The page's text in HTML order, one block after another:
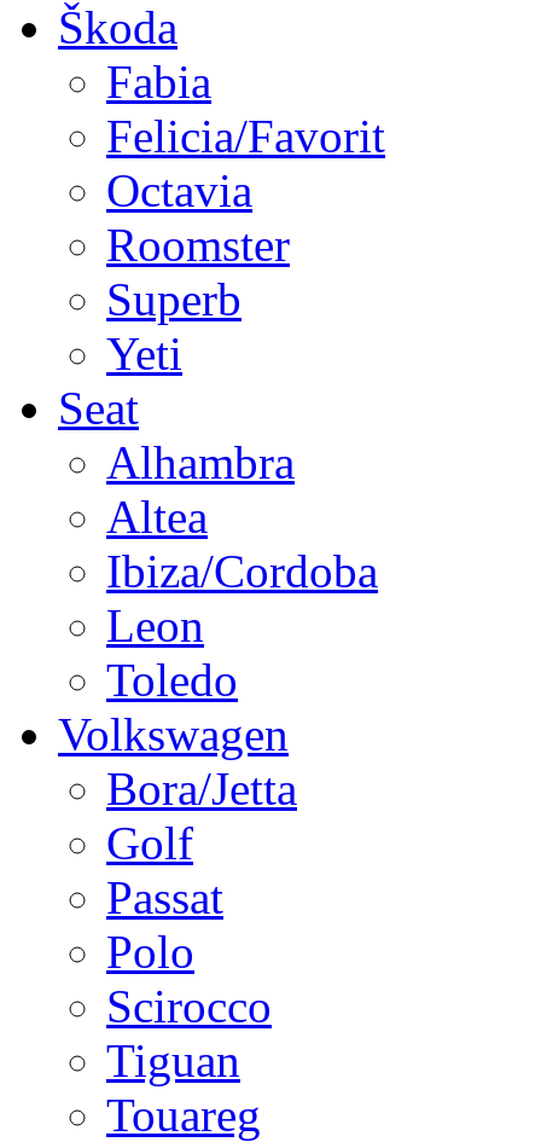
Škoda
Fabia
Felicia/Favorit
Octavia
Roomster
Superb
Yeti
Seat
Alhambra
Altea
Ibiza/Cordoba
Leon
Toledo
Volkswagen
Bora/Jetta
Golf
Passat
Polo
Scirocco
Tiguan
Touareg